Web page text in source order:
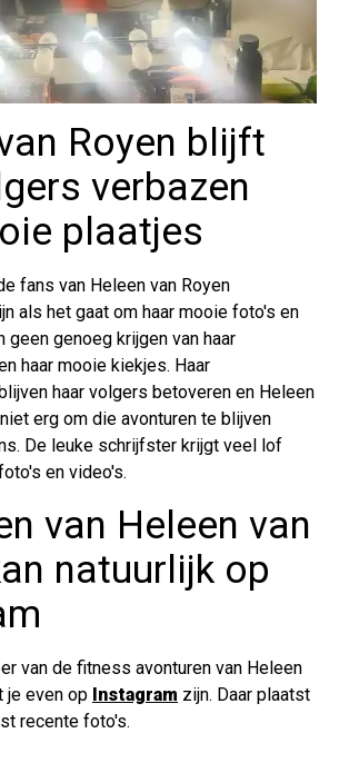
Royen blijft
verbazen
plaatjes
fans van Heleen van Royen
als het gaat om haar mooie foto's en
geen genoeg krijgen van haar
haar mooie kiekjes. Haar
haar volgers betoveren en Heleen
erg om die avonturen te blijven
De leuke schrijfster krijgt veel lof
en video's.
van Heleen van
natuurlijk op
van de fitness avonturen van Heleen
je even op Instagram zijn. Daar plaatst
recente foto's.